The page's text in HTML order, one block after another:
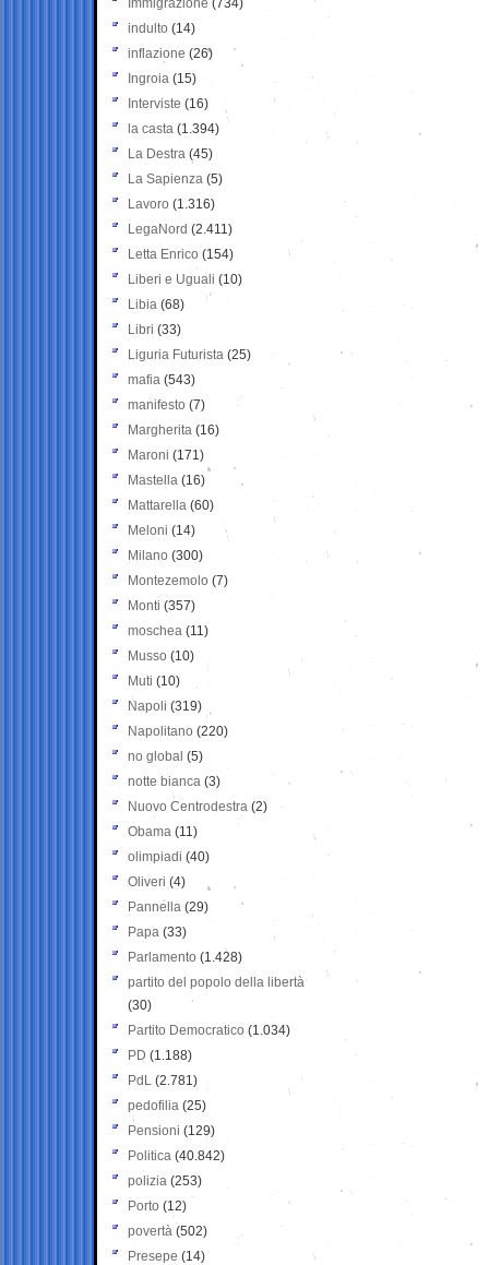
Immigrazione (734)
indulto (14)
inflazione (26)
Ingroia (15)
Interviste (16)
la casta (1.394)
La Destra (45)
La Sapienza (5)
Lavoro (1.316)
LegaNord (2.411)
Letta Enrico (154)
Liberi e Uguali (10)
Libia (68)
Libri (33)
Liguria Futurista (25)
mafia (543)
manifesto (7)
Margherita (16)
Maroni (171)
Mastella (16)
Mattarella (60)
Meloni (14)
Milano (300)
Montezemolo (7)
Monti (357)
moschea (11)
Musso (10)
Muti (10)
Napoli (319)
Napolitano (220)
no global (5)
notte bianca (3)
Nuovo Centrodestra (2)
Obama (11)
olimpiadi (40)
Oliveri (4)
Pannella (29)
Papa (33)
Parlamento (1.428)
partito del popolo della libertà
(30)
Partito Democratico (1.034)
PD (1.188)
PdL (2.781)
pedofilia (25)
Pensioni (129)
Politica (40.842)
polizia (253)
Porto (12)
povertà (502)
Presepe (14)